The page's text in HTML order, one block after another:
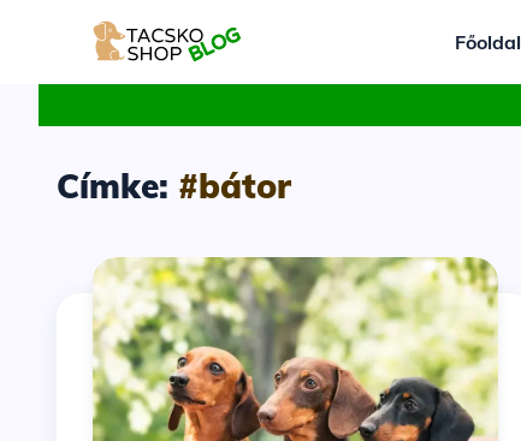
Főoldal
Címke: #bátor